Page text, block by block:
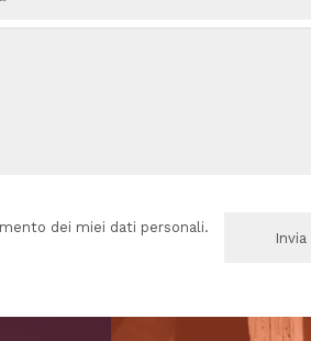
dei miei dati personali.